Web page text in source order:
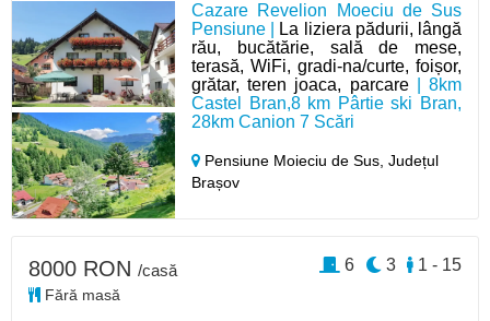
Cazare Revelion Moeciu de Sus
Pensiune |
La liziera pădurii, lângă
rău, bucătărie, sală de mese,
terasă, WiFi, gradi-na/curte, foișor,
grătar, teren joaca, parcare| 8km
Castel Bran,8 km Pârtie ski Bran,
28km Canion 7 Scări
Pensiune Moieciu de Sus,Județul
Brașov
8000 RON /casă
Fără masă
1 - 15
3
6